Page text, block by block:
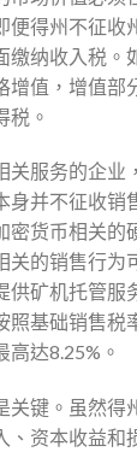
便得州不征收
缴纳收入税。
增值，增值部
税。
关服务的企业
身并不征收销
密货币相关的
关的销售行为
供矿机托管服
基础销售税
高达8.25%。
关键。虽然得
、资本收益和